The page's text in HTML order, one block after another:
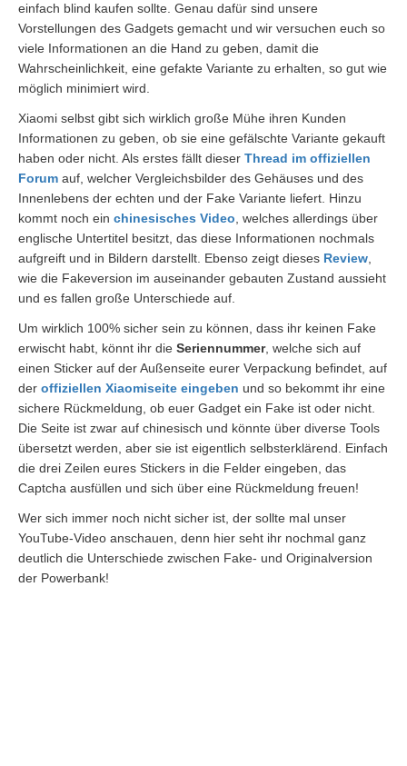
einfach blind kaufen sollte. Genau dafür sind unsere
Vorstellungen des Gadgets gemacht und wir versuchen euch so
viele Informationen an die Hand zu geben, damit die
Wahrscheinlichkeit, eine gefakte Variante zu erhalten, so gut wie
möglich minimiert wird.
Xiaomi selbst gibt sich wirklich große Mühe ihren Kunden
Informationen zu geben, ob sie eine gefälschte Variante gekauft
haben oder nicht. Als erstes fällt dieser Thread im offiziellen
Forum auf, welcher Vergleichsbilder des Gehäuses und des
Innenlebens der echten und der Fake Variante liefert. Hinzu
kommt noch ein chinesisches Video, welches allerdings über
englische Untertitel besitzt, das diese Informationen nochmals
aufgreift und in Bildern darstellt. Ebenso zeigt dieses Review,
wie die Fakeversion im auseinander gebauten Zustand aussieht
und es fallen große Unterschiede auf.
Um wirklich 100% sicher sein zu können, dass ihr keinen Fake
erwischt habt, könnt ihr die Seriennummer, welche sich auf
einen Sticker auf der Außenseite eurer Verpackung befindet, auf
der offiziellen Xiaomiseite eingeben und so bekommt ihr eine
sichere Rückmeldung, ob euer Gadget ein Fake ist oder nicht.
Die Seite ist zwar auf chinesisch und könnte über diverse Tools
übersetzt werden, aber sie ist eigentlich selbsterklärend. Einfach
die drei Zeilen eures Stickers in die Felder eingeben, das
Captcha ausfüllen und sich über eine Rückmeldung freuen!
Wer sich immer noch nicht sicher ist, der sollte mal unser
YouTube-Video anschauen, denn hier seht ihr nochmal ganz
deutlich die Unterschiede zwischen Fake- und Originalversion
der Powerbank!